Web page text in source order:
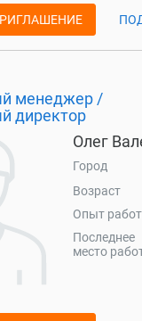
менеджер /
директор
Олег
Город
Возраст
Опыт
Последнее
место